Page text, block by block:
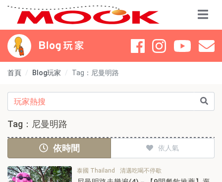
首頁 Blog玩家 Tag：尼曼明路
Tag：尼曼明路
依時間 依人氣
泰國 Thailand 清邁吃喝不停歇